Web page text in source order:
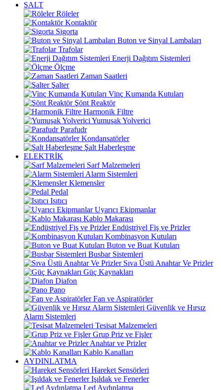
ŞALT
Röleler
Kontaktör
Sigorta
Buton ve Sinyal Lambaları
Trafolar
Enerji Dağıtım Sistemleri
Ölçme
Zaman Saatleri
Şalter
Vinç Kumanda Kutuları
Şönt Reaktör
Harmonik Filtre
Yumuşak Yolverici
Parafudr
Kondansatörler
Şalt Haberleşme
ELEKTRİK
Sarf Malzemeleri
Alarm Sistemleri
Klemensler
Pedal
Isıtıcı
Uyarıcı Ekipmanlar
Kablo Makarası
Endüstriyel Fiş ve Prizler
Kombinasyon Kutuları
Buton ve Buat Kutuları
Busbar Sistemleri
Sıva Üstü Anahtar Ve Prizler
Güç Kaynakları
Diafon
Pano
Fan ve Aspiratörler
Güvenlik ve Hırsız
Alarm Sistemleri
Tesisat Malzemeleri
Grup Priz ve Fişler
Anahtar ve Prizler
Kablo Kanalları
AYDINLATMA
Hareket Sensörleri
Işıldak ve Fenerler
Led Aydınlatma